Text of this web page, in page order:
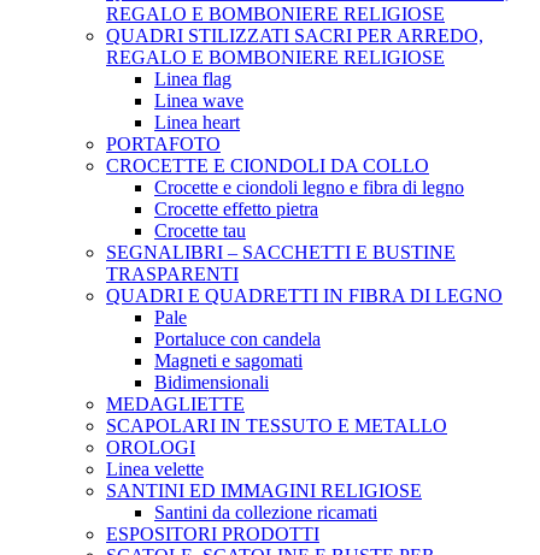
REGALO E BOMBONIERE RELIGIOSE
QUADRI STILIZZATI SACRI PER ARREDO,
REGALO E BOMBONIERE RELIGIOSE
Linea flag
Linea wave
Linea heart
PORTAFOTO
CROCETTE E CIONDOLI DA COLLO
Crocette e ciondoli legno e fibra di legno
Crocette effetto pietra
Crocette tau
SEGNALIBRI – SACCHETTI E BUSTINE
TRASPARENTI
QUADRI E QUADRETTI IN FIBRA DI LEGNO
Pale
Portaluce con candela
Magneti e sagomati
Bidimensionali
MEDAGLIETTE
SCAPOLARI IN TESSUTO E METALLO
OROLOGI
Linea velette
SANTINI ED IMMAGINI RELIGIOSE
Santini da collezione ricamati
ESPOSITORI PRODOTTI